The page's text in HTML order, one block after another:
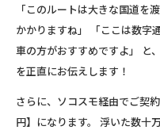
「このルートは大きな国道を
かかりますね」
「ここは数
車の方がおすすめですよ」
と
を正直にお伝えします！
さらに、ソコスモ経由でご契約
円】 になります。 浮いた数十